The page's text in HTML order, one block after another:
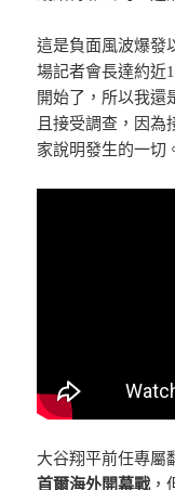
這是負面風波爆發
場記者會長達約近
開始了，所以我還
且接受調查，因為
家說明發生的一切
大谷翔平前任專屬
首爾海外開幕戰，